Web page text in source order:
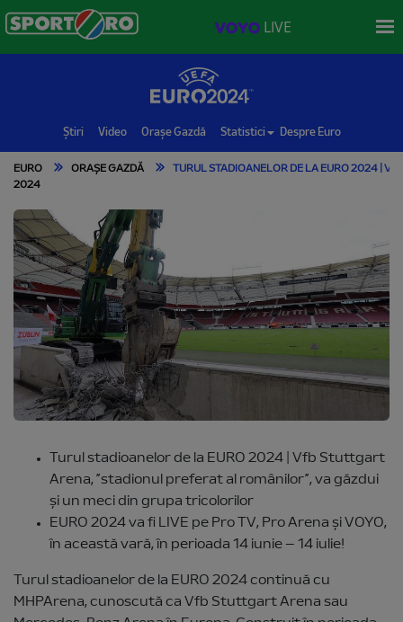
LIVE
Știri Video Orașe Gazdă Statistici Despre Euro
EURO
2024
ORAȘE GAZDĂ TURUL STADIOANELOR DE LA EURO 2024 |
Turul stadioanelor de la EURO 2024 | Vfb Stuttgart
Arena, ”stadionul preferat al românilor”, va găzdui
și un meci din grupa tricolorilor
EURO 2024 va fi LIVE pe Pro TV, Pro Arena și VOYO,
în această vară, în perioada 14 iunie – 14 iulie!
Turul stadioanelor de la EURO 2024 continuă cu
MHPArena, cunoscută ca Vfb Stuttgart Arena sau